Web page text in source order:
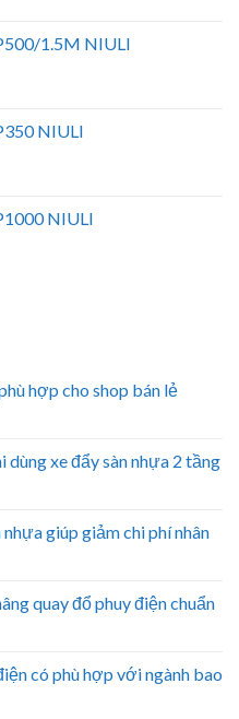
1.5M NIULI
NIULI
NIULI
hợp cho shop bán lẻ
xe đẩy sàn nhựa 2 tầng
giúp giảm chi phí nhân
quay đổ phuy điện chuẩn
có phù hợp với ngành bao